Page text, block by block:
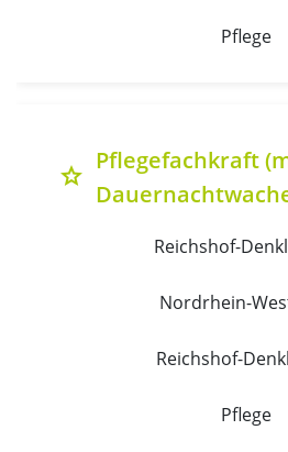
Pflege
grade
Pflegefachkraft
Reichshof-
Nordrhein-
Reichshof-
Pflege